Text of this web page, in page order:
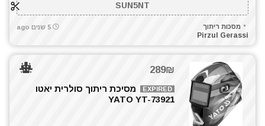
SUN5NT
מסכות ריתוך
Pirzul Gerassi
5 שנים ago
289₪
EXPIRED
מסיכת ריתוך סולרית יאטו
YATO YT-73921